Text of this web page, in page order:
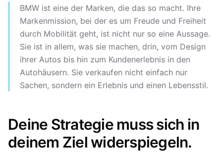
BMW ist eine der Marken, die das so macht. Ihre
Markenmission, bei der es um Freude und Freiheit
durch Mobilität geht, ist nicht nur so eine Aussage.
Sie ist in allem, was sie machen, drin, vom Design
ihrer Autos bis hin zum Kundenerlebnis in den
Autohäusern. Sie verkaufen nicht einfach nur
Sachen, sondern ein Erlebnis und einen Lebensstil.
Deine Strategie muss sich in
deinem Ziel widerspiegeln.